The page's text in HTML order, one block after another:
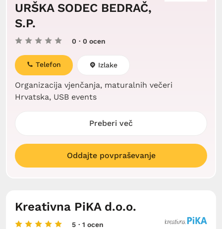
URŠKA SODEC BEDRAČ,
S.P.
0 · 0 ocen
Organizacija vjenčanja, maturalnih večeri
Hrvatska, USB events
Telefon Izlake
Preberi več
Oddajte povpraševanje
Kreativna PiKA d.o.o.
5 · 1 ocen